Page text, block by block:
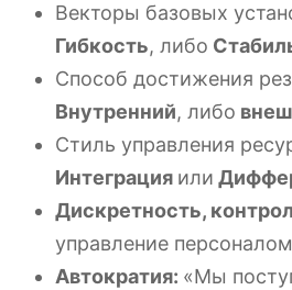
Векторы базовых
Гибкость, либо
Способ достижения
Внутренний, либо
Стиль управления
Интеграция или
Дискретность,
управление персоналом
Автократия: «Мы